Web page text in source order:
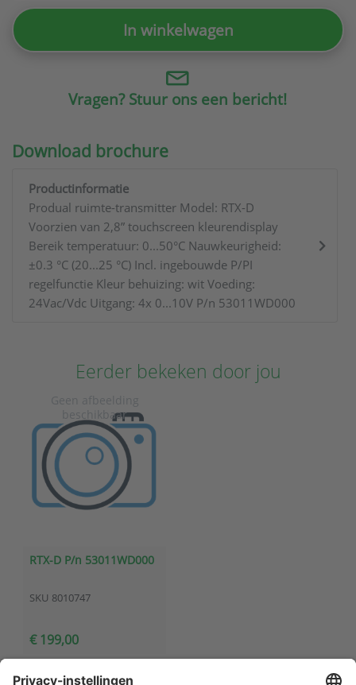
In winkelwagen
Vragen? Stuur ons een bericht!
Download brochure
Productinformatie
Produal ruimte-transmitter Model: RTX-D
Voorzien van 2,8” touchscreen kleurendisplay
Bereik temperatuur: 0...50°C Nauwkeurigheid:
±0.3 °C (20...25 °C) Incl. ingebouwde P/PI
regelfunctie Kleur behuizing: wit Voeding:
24Vac/Vdc Uitgang: 4x 0...10V P/n 53011WD000
Eerder bekeken door jou
RTX-D P/n 53011WD000
SKU 8010747
€ 199,00